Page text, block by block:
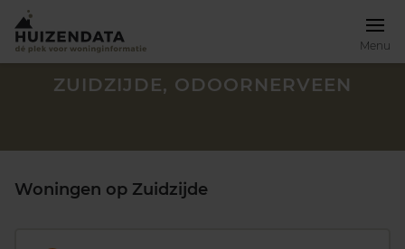
Menu
ZUIDZIJDE, ODOORNERVEEN
Woningen op Zuidzijde